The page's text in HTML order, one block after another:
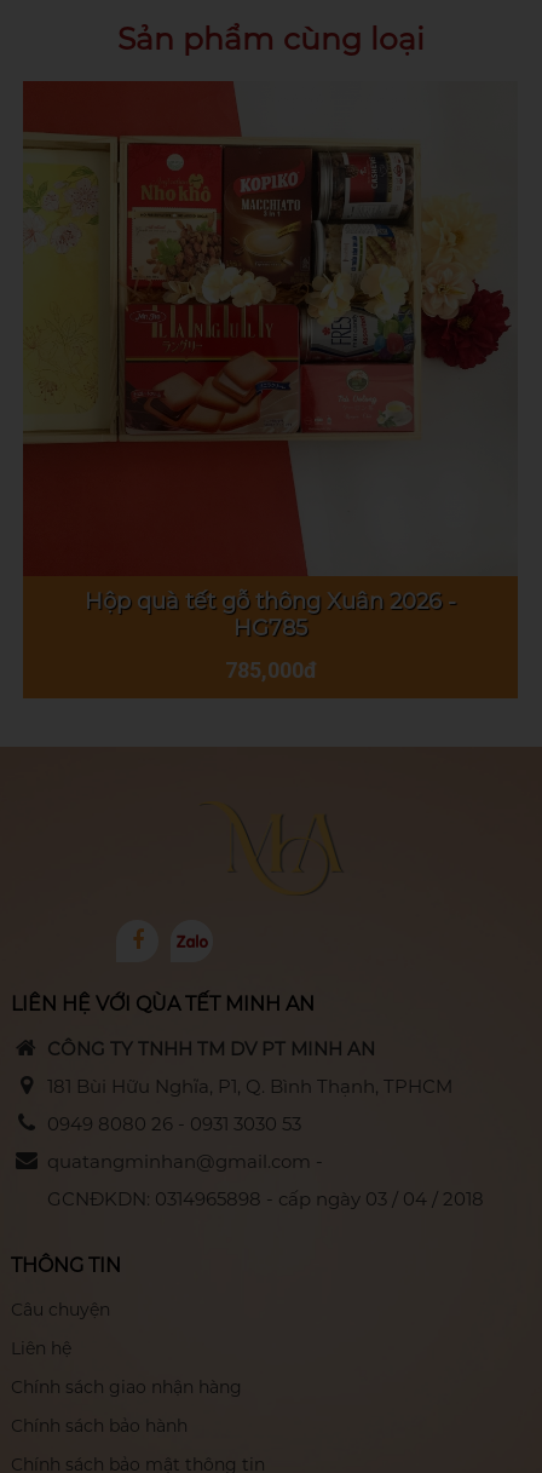
Sản phẩm cùng loại
Hộp quà tết gỗ thông Xuân 2026 -
HG785
785,000đ
LIÊN HỆ VỚI QÙA TẾT MINH AN
CÔNG TY TNHH TM DV PT MINH AN
181 Bùi Hữu Nghĩa, P1, Q. Bình Thạnh, TPHCM
0949 8080 26 - 0931 3030 53
quatangminhan@gmail.com -
GCNĐKDN: 0314965898 - cấp ngày 03 / 04 / 2018
THÔNG TIN
Câu chuyện
Liên hệ
Chính sách giao nhận hàng
Chính sách bảo hành
Chính sách bảo mật thông tin